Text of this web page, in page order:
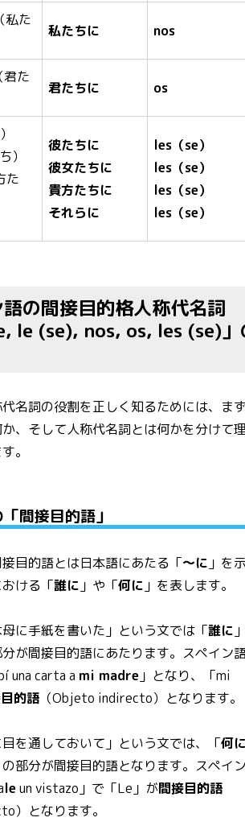
私た
私たちに nos
た
君たちに os
）
た
彼たちに
彼女たちに
貴方たちに
それらに
les（se）
les（se）
les（se）
les（se）
の間接目的格人称代名詞
le (se), nos, os, les (se)」
名詞の役割を正しく知るためには、ま
、そして人称代名詞とは何かを分けて
。
間接目的語」
目的語とは日本語にあたる「～に 」を
ける「誰に 」や「何に 」を表します。
に手紙を書いた」という文では「誰に
分が間接目的語にあたります。スペイン
una carta a mi madre 」となり、「mi
的語 （Objeto indirecto）となります。
を通しておいて」という文では、「何
の部分が間接目的語となります。スペイ
leun vistazo」で「Le」が間接目的語
）となります。